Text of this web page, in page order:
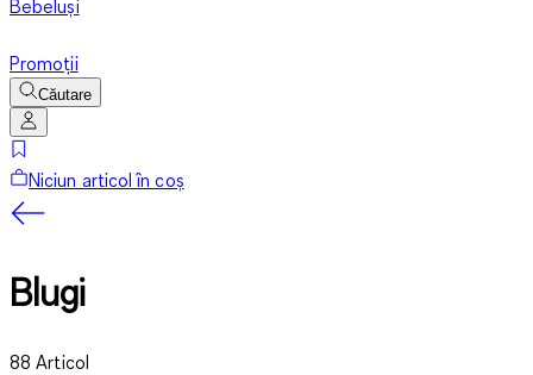
Bebeluși
Promoții
Căutare
Niciun articol în coș
Blugi
88 Articol